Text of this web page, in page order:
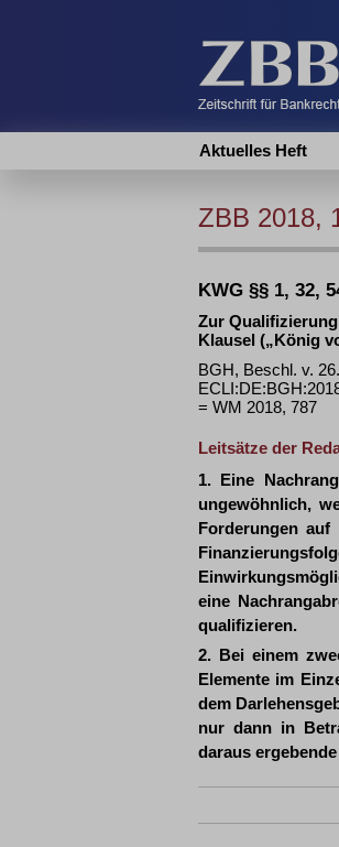
Aktuelles Heft
ZBB 2018,
KWG §§ 1, 32,
Zur
Klausel („König
BGH, Beschl. v.
= WM 2018, 787
Leitsätze der
1. Eine
ungewöhnlich,
Forderungen auf
eine
qualifizieren.
2. Bei einem
Elemente im
dem
nur dann in
daraus